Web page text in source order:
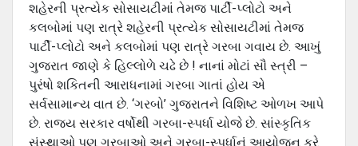
શહેરની પ્રત્યેક સોસાયટીમાં તેમજ પાર્ટી-પ્લોટો અને
કલબોમાં પણ રાત્રે શહેરની પ્રત્યેક સોસાયટીમાં તેમજ
પાર્ટી-પ્લોટો અને કલબોમાં પણ રાત્રે ગરબા ગવાય છે. આખું
ગુજરાત જાણે કે હિલ્લોળે ચઢે છે ! નાનાં મોટાં સૌ સ્ત્રી –
પુરંષો શકિતની આરાધનામાં ગરબા ગાતાં હોય એ
સર્વસામાન્ય વાત છે. ‘ગરબો’ ગુજરાતને વિશિષ્ટ ઓળખ આપે
છે. રાજય સરકાર વર્ષોથી ગરબા-સ્પર્ધા યોજે છે. સાંસ્કૃતિક
સંસ્થાઓ પણ ગરબાઓ અને ગરબા-સ્પર્ધાનું આયોજન કરે